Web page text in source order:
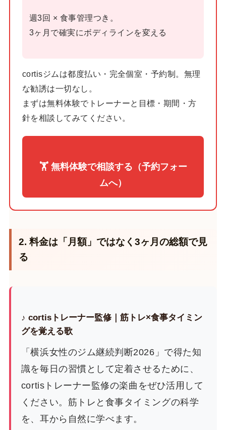
週3回 × 食事管理つき。
3ヶ月で確実にボディラインを変える
cortisジムは都度払い・完全個室・予約制。無理
な勧誘は一切なし。
まずは無料体験でトレーナーと目標・期間・方
針を相談してみてください。
🏋️ 無料体験で相談する（予約フォー
ムへ）
2. 料金は「月額」ではなく3ヶ月の総額で見
る
♪ cortisトレーナー監修｜筋トレ×食事タイミン
グを覚える歌
「横浜女性のジム継続判断2026」で得た知
識を毎日の習慣として定着させるために、
cortisトレーナー監修の楽曲をぜひ活用して
ください。筋トレと食事タイミングの科学
を、耳から自然に学べます。